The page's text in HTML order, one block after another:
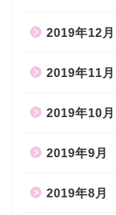
2019年12月
2019年11月
2019年10月
2019年9月
2019年8月